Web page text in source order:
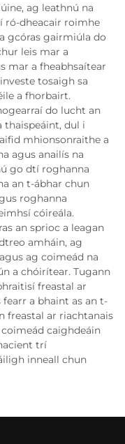
ag leathnú na
ró-dheacair roimhe
gcóras gairmiúla do
leis mar a
mar a fheabhsaítear
tosaigh sa
a fhorbairt.
do lucht an
thaispeáint, dul i
mhionsonraithe a
agus anailís na
go dtí roghanna
an t-ábhar chun
roghanna
cóireála.
an sprioc a leagan
amháin, ag
ag coimeád na
a chóirítear. Tugann
freastal ar
a bhaint as an t-
freastal ar riachtanais
caighdeáin
trí
inneall chun